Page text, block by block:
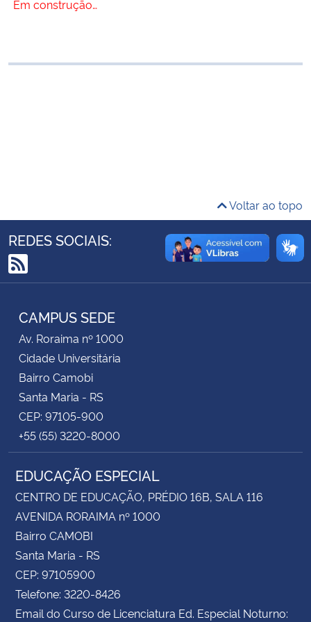
Ministério da Cidadania
Controladoria-Geral da União
Secretaria-Geral
Secretaria de Governo
Gabinete de Segurança Institucional
Advocacia-Geral da União
Em construção…
Voltar ao topo
REDES SOCIAIS:
RSS
CAMPUS SEDE
Av. Roraima nº 1000
Cidade Universitária
Bairro Camobi
Santa Maria - RS
CEP: 97105-900
+55 (55) 3220-8000
EDUCAÇÃO ESPECIAL
CENTRO DE EDUCAÇÃO, PRÉDIO 16B, SALA 116
AVENIDA RORAIMA nº 1000
Bairro CAMOBI
Santa Maria - RS
CEP: 97105900
Telefone: 3220-8426
Email do Curso de Licenciatura Ed. Especial Noturno: